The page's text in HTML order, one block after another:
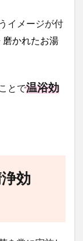
イメージが付
磨かれたお湯
とで温浴効
効